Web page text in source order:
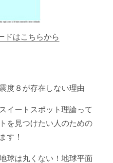
ドはこちらから
度８が存在しない理由
イートスポット理論って
を見つけたい人のための
す！
球は丸くない！地球平面